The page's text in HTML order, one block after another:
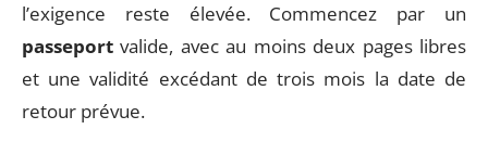
l’exigence reste élevée. Commencez par un
passeport valide, avec au moins deux pages libres
et une validité excédant de trois mois la date de
retour prévue.